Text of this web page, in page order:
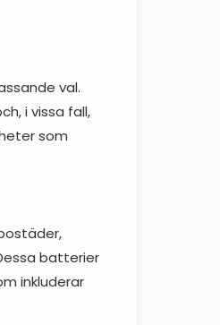
val.
i vissa fall,
som
batterier
inkluderar